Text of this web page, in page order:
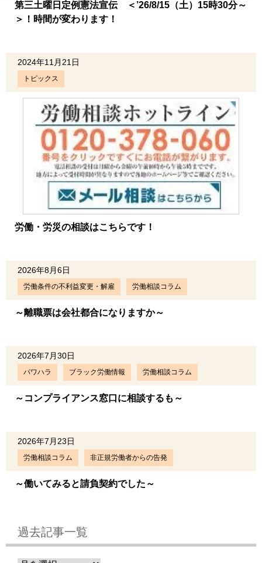
第三土曜日定例憲法宣伝 ＜’26/8/15（土）15時30分～
＞！時間が変わります！
2024年11月21日
トピックス
労働・労災の相談はこちらです！
2026年8月6日
労働条件の不利益変更・解雇 労働相談コラム
～離職票は会社都合になりますか～
2026年7月30日
パワハラ ブラック労働情報 労働相談コラム
～コンプライアンス窓口に相談するも～
2026年7月23日
労働相談コラム 非正規労働者からの告発
～働いてみると請負契約でした～
過去記事一覧